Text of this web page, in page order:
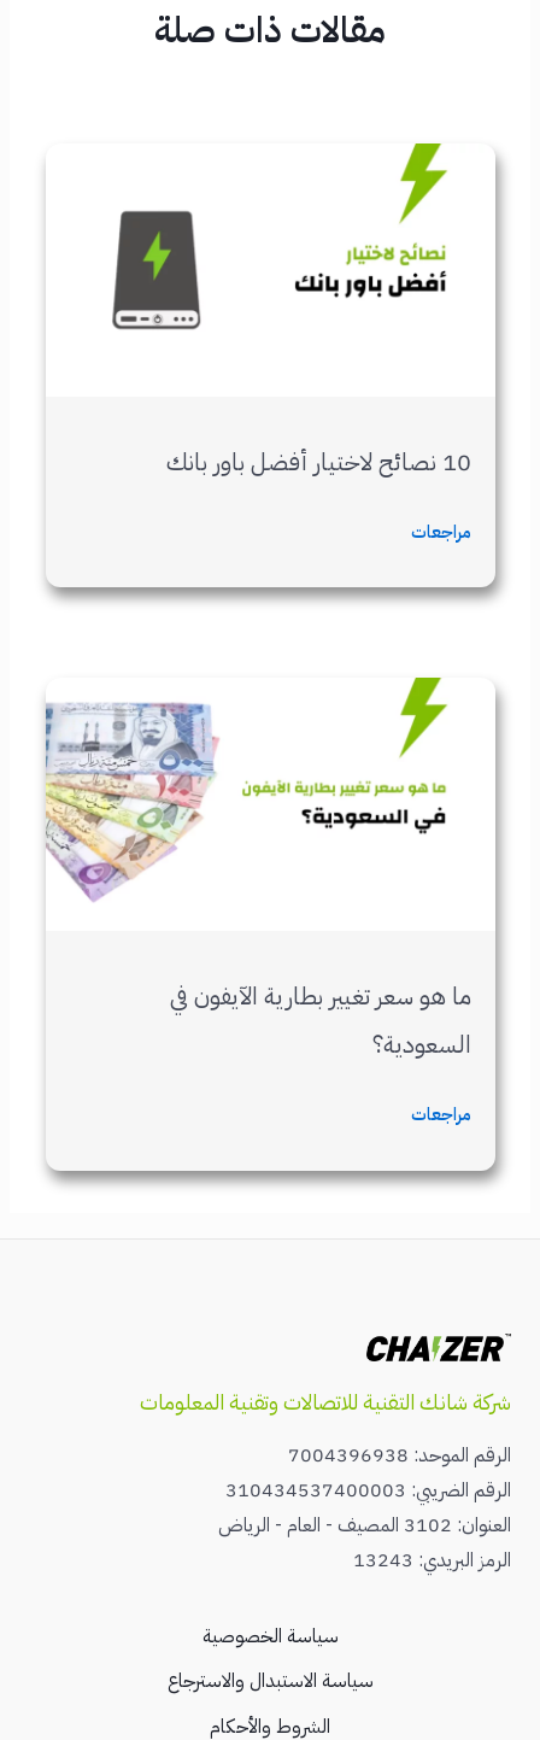
مقالات ذات صلة
10 نصائح لاختيار أفضل باور بانك
مراجعات
ما هو سعر تغيير بطارية الآيفون في
السعودية؟
مراجعات
شركة شانك التقنية للاتصالات وتقنية المعلومات
الرقم الموحد: 7004396938
الرقم الضريبي: 310434537400003
العنوان: 3102 المصيف - العام - الرياض
الرمز البريدي: 13243
سياسة الخصوصية
سياسة الاستبدال والاسترجاع
الشروط والأحكام